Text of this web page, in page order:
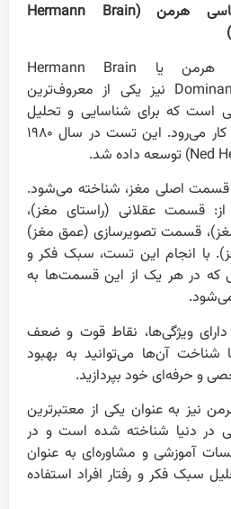
۴. تست شخصیت‌شناسی هرمن (Hermann Brain
تست شخصیت‌شناسی هرمن یا Hermann Brain
Dominance Instrument (HBDI) نیز یکی از معروف‌ترین
که برای شناسایی و تحلیل
سبک فکر و رفتار افراد به کار می‌رود. این تست در سال ۱۹۸۰
اصلی مغز، شناخته می‌شود.
قسمت عقلانی (راستای مغز)،
قسمت تصویرسازی (عمق مغز)
با انجام این تست، سبک فکر و
که در هر یک از این قسمت‌ها به
ویژگی‌ها، نقاط قوت و ضعف
آن‌ها می‌توانید به بهبود
و حرفه‌ای خود بپردازید.
به عنوان یکی از معتبرترین
دنیا شناخته شده است و در
آموزشی و مشاوره‌ای به عنوان
سبک فکر و رفتار افراد استفاده